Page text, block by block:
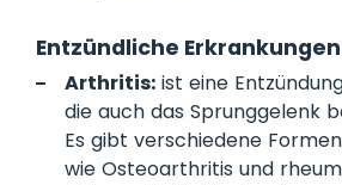
Entzündliche Erkrankungen
Arthritis: ist eine
die auch das Sprunggelenk
Es gibt verschiedene
wie Osteoarthritis und